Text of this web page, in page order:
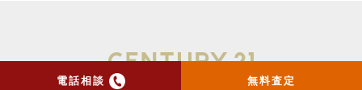
電話相談 無料査定